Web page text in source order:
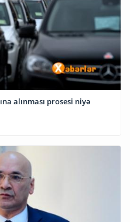
alınması prosesi niyə